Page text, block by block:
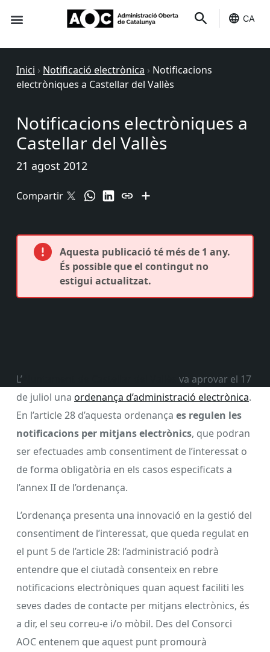
CA
Inici › Notificació electrònica › Notificacions
electròniques a Castellar del Vallès
Notificacions electròniques a
Castellar del Vallès
21 agost 2012
Compartir
Aquesta publicació té més de 1 any.
És possible que el contingut no
estigui actualitzat.
L’Ajuntament de Castellar del Vallès
va aprovar el 17
de juliol una ordenança d’administració electrònica.
En l’article 28 d’aquesta ordenança es regulen les
notificacions per mitjans electrònics, que podran
ser efectuades amb consentiment de l’interessat o
de forma obligatòria en els casos especificats a
l’annex II de l’ordenança.
L’ordenança presenta una innovació en la gestió del
consentiment de l’interessat, que queda regulat en
el punt 5 de l’article 28: l’administració podrà
entendre que el ciutadà consenteix en rebre
notificacions electròniques quan aquest faciliti les
seves dades de contacte per mitjans electrònics, és
a dir, el seu correu-e i/o mòbil. Des del Consorci
AOC entenem que aquest punt promourà